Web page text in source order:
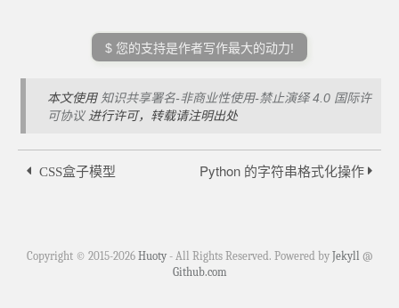
$ 您的支持是作者写作最大的动力!
本文使用 知识共享署名-非商业性使用-禁止演绎 4.0 国际许
可协议 进行许可，转载请注明出处
CSS盒子模型 Python 的字符串格式化操作
Copyright © 2015-2026 Huoty- All Rights Reserved. Powered by Jekyll @
Github.com